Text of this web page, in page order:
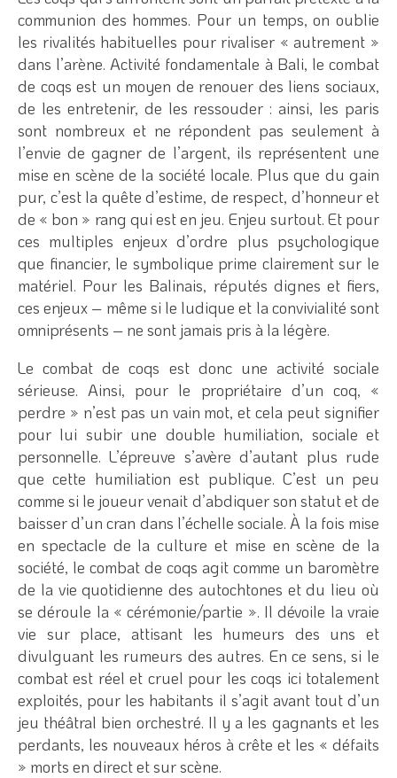
communion des hommes. Pour un temps, on oublie
les rivalités habituelles pour rivaliser « autrement »
dans l’arène. Activité fondamentale à Bali, le combat
de coqs est un moyen de renouer des liens sociaux,
de les entretenir, de les ressouder : ainsi, les paris
sont nombreux et ne répondent pas seulement à
l’envie de gagner de l’argent, ils représentent une
mise en scène de la société locale. Plus que du gain
pur, c’est la quête d’estime, de respect, d’honneur et
de « bon » rang qui est en jeu. Enjeu surtout. Et pour
ces multiples enjeux d’ordre plus psychologique
que financier, le symbolique prime clairement sur le
matériel. Pour les Balinais, réputés dignes et fiers,
ces enjeux – même si le ludique et la convivialité sont
omniprésents – ne sont jamais pris à la légère.
Le combat de coqs est donc une activité sociale
sérieuse. Ainsi, pour le propriétaire d’un coq, «
perdre » n’est pas un vain mot, et cela peut signifier
pour lui subir une double humiliation, sociale et
personnelle. L’épreuve s’avère d’autant plus rude
que cette humiliation est publique. C’est un peu
comme si le joueur venait d’abdiquer son statut et de
baisser d’un cran dans l’échelle sociale. À la fois mise
en spectacle de la culture et mise en scène de la
société, le combat de coqs agit comme un baromètre
de la vie quotidienne des autochtones et du lieu où
se déroule la « cérémonie/partie ». Il dévoile la vraie
vie sur place, attisant les humeurs des uns et
divulguant les rumeurs des autres. En ce sens, si le
combat est réel et cruel pour les coqs ici totalement
exploités, pour les habitants il s’agit avant tout d’un
jeu théâtral bien orchestré. Il y a les gagnants et les
perdants, les nouveaux héros à crête et les « défaits
» morts en direct et sur scène.